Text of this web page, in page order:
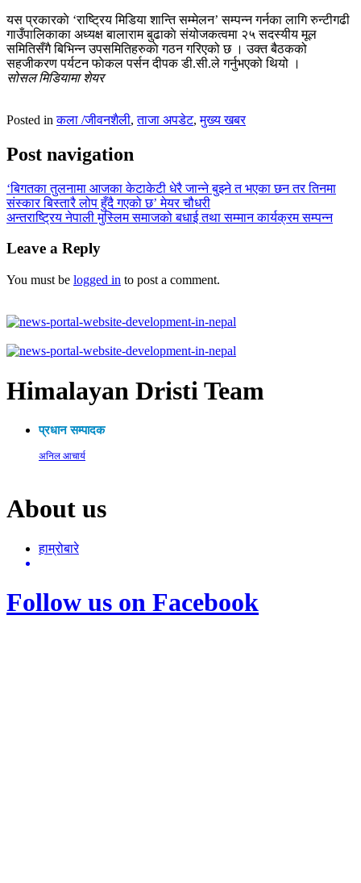
यस प्रकारकाे ‘राष्ट्रिय मिडिया शान्ति सम्मेलन’ सम्पन्न गर्नका लागि रुन्टीगढी
गाउँपालिकाका अध्यक्ष बालाराम बुढाकाे संयोजकत्वमा २५ सदस्यीय मूल
समितिसँगै बिभिन्न उपसमितिहरुकाे गठन गरिएको छ । उक्त बैठकको
सहजीकरण पर्यटन फाेकल पर्सन दीपक डी.सी.ले गर्नुभएको थियो ।
सोसल मिडियामा शेयर
Posted inकला /जीवनशैली,ताजा अपडेट,मुख्य खबर
Post navigation
‘बिगतका तुलनामा आजका केटाकेटी धेरै जान्ने बुझ्ने त भएका छन तर तिनमा
संस्कार बिस्तारै लोप हुँदै गएको छ’ मेयर चौधरी
अन्तराष्ट्रिय नेपाली मुस्लिम समाजको बधाई तथा सम्मान कार्यक्रम सम्पन्न
Leave a Reply
You must be logged in to post a comment.
Himalayan Dristi Team
प्रधान सम्पादक
अनिल आचार्य
About us
हाम्रोबारे
Follow us on Facebook